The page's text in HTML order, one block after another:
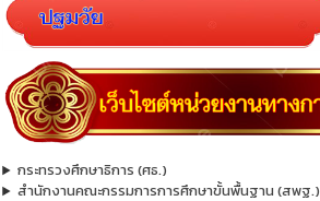
กระทรวงศึกษาธิการ (ศธ.)
สำนักงานคณะกรรมการการศึกษาขั้นพื้นฐาน (สพฐ.)